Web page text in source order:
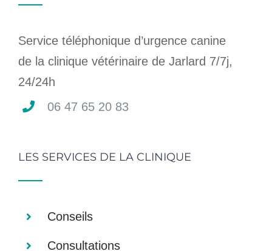
Service téléphonique d’urgence canine
de la clinique vétérinaire de Jarlard 7/7j,
24/24h
06 47 65 20 83
LES SERVICES DE LA CLINIQUE
Conseils
Consultations